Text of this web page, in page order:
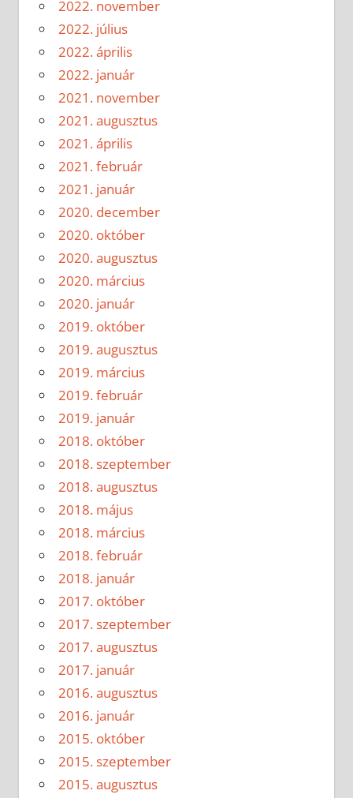
2022. november
2022. július
2022. április
2022. január
2021. november
2021. augusztus
2021. április
2021. február
2021. január
2020. december
2020. október
2020. augusztus
2020. március
2020. január
2019. október
2019. augusztus
2019. március
2019. február
2019. január
2018. október
2018. szeptember
2018. augusztus
2018. május
2018. március
2018. február
2018. január
2017. október
2017. szeptember
2017. augusztus
2017. január
2016. augusztus
2016. január
2015. október
2015. szeptember
2015. augusztus